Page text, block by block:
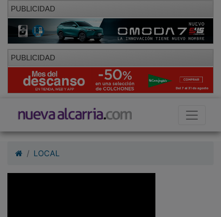
PUBLICIDAD
PUBLICIDAD